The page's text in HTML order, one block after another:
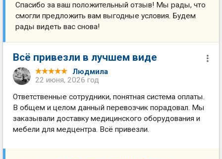
Спасибо за ваш положительный отзыв! Мы рады, что
смогли предложить вам выгодные условия. Будем
рады видеть вас снова!
Всё привезли в лучшем виде
Людмила
22 июня, 2026 год
Ответственные сотрудники, понятная система оплаты.
В общем и целом данный перевозчик порадовал. Мы
заказывали доставку медицинского оборудования и
мебели для медцентра. Всё привезли.